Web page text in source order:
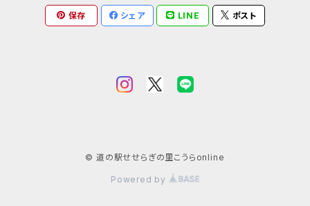
保存 シェア LINE ポスト
© 道の駅せせらぎの里こうらonline
Powered by